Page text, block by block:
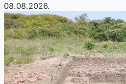
08.08.2026.